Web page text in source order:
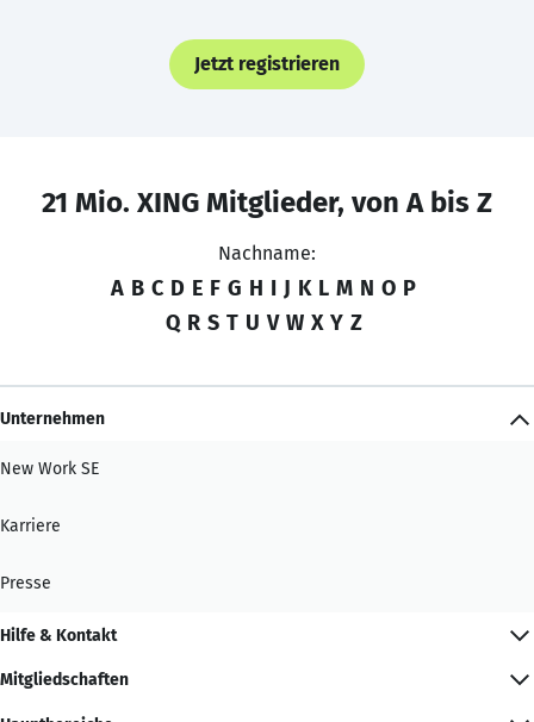
Jetzt registrieren
21 Mio. XING Mitglieder, von A bis Z
Nachname:
A B C D E F G H I J K L M N O P
Q R S T U V W X Y Z
Unternehmen
New Work SE
Karriere
Presse
Hilfe & Kontakt
Mitgliedschaften